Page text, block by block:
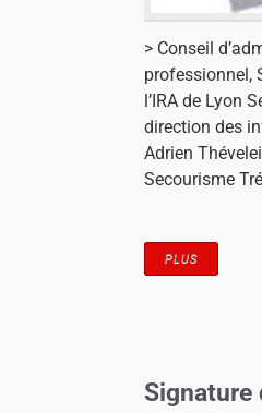
> Conseil
professionnel,
l’IRA de Lyon
direction des
Adrien
Secourisme
PLUS
Signature